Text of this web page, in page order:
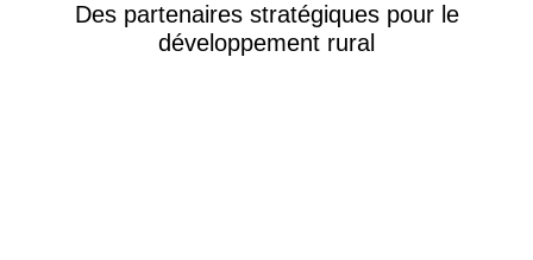
Des partenaires stratégiques pour le
développement rural